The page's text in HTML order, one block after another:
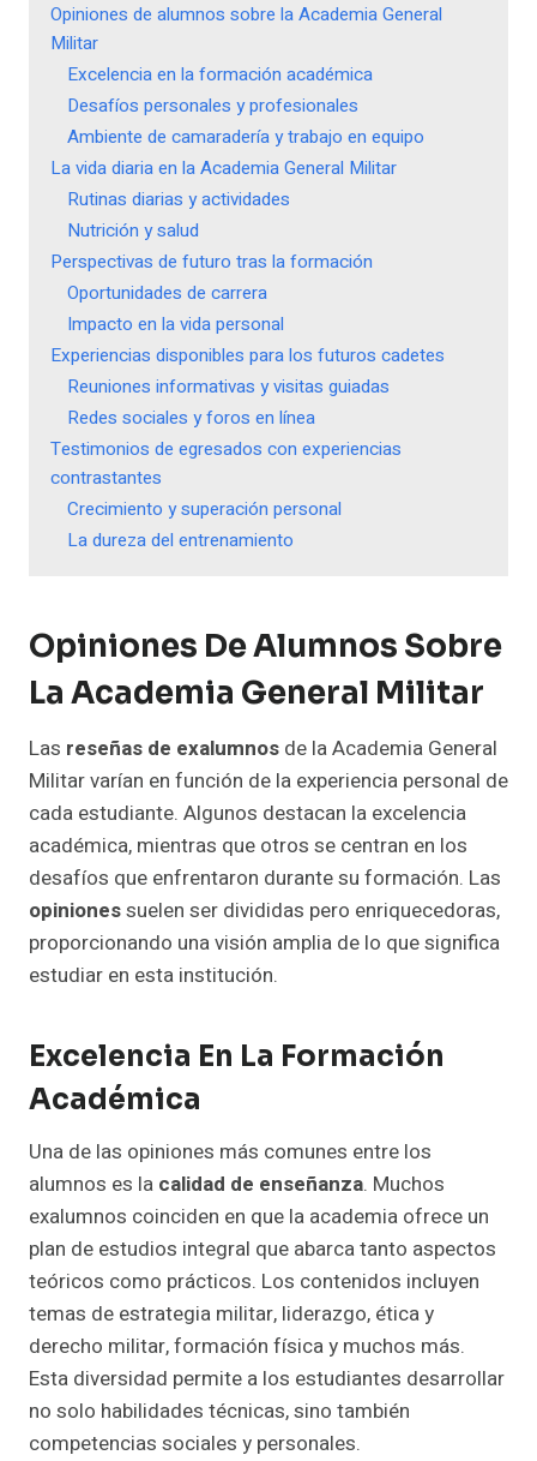
Opiniones de alumnos sobre la Academia General
Militar
Excelencia en la formación académica
Desafíos personales y profesionales
Ambiente de camaradería y trabajo en equipo
La vida diaria en la Academia General Militar
Rutinas diarias y actividades
Nutrición y salud
Perspectivas de futuro tras la formación
Oportunidades de carrera
Impacto en la vida personal
Experiencias disponibles para los futuros cadetes
Reuniones informativas y visitas guiadas
Redes sociales y foros en línea
Testimonios de egresados con experiencias
contrastantes
Crecimiento y superación personal
La dureza del entrenamiento
Opiniones De Alumnos Sobre
La Academia General Militar
Las reseñas de exalumnos de la Academia General
Militar varían en función de la experiencia personal de
cada estudiante. Algunos destacan la excelencia
académica, mientras que otros se centran en los
desafíos que enfrentaron durante su formación. Las
opinionessuelen ser divididas pero enriquecedoras,
proporcionando una visión amplia de lo que significa
estudiar en esta institución.
Excelencia En La Formación
Académica
Una de las opiniones más comunes entre los
alumnos es la calidad de enseñanza. Muchos
exalumnos coinciden en que la academia ofrece un
plan de estudios integral que abarca tanto aspectos
teóricos como prácticos. Los contenidos incluyen
temas de estrategia militar, liderazgo, ética y
derecho militar, formación física y muchos más.
Esta diversidad permite a los estudiantes desarrollar
no solo habilidades técnicas, sino también
competencias sociales y personales.